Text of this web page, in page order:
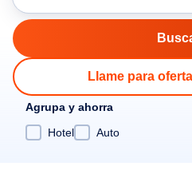
Llame para
Agrupa y ahorra
Hotel
Auto